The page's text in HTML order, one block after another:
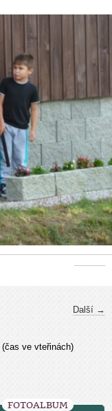
Další →
(čas ve vteřinách)
FOTOALBUM